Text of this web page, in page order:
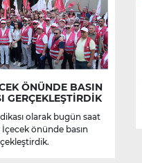
ÖNÜNDE BASIN
GERÇEKLEŞTİRDİK
olarak bugün saat
İçecek önünde basın